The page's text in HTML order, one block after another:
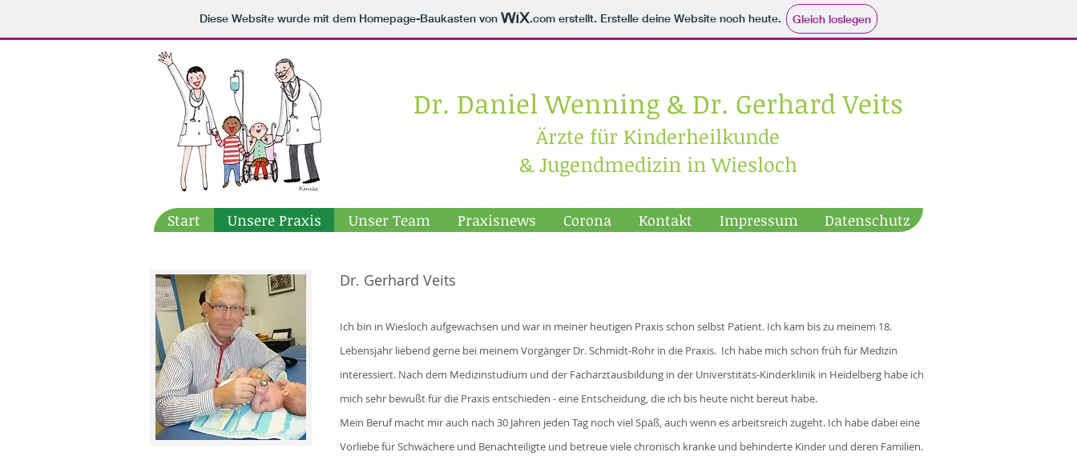
Diese Website wurde mit dem Homepage-Baukasten von .com erstellt. Erstelle deine Website noch heute. Gleich loslegen
Dr. Daniel Wenning & Dr. Gerhard Veits
Ärzte für Kinderheilkunde
& Jugendmedizinin Wiesloch
Start Unsere Praxis Unser Team Praxisnews Corona Kontakt Impressum Datenschutz
Dr. Gerhard Veits
Ich bin in Wiesloch aufgewachsen und war in meiner heutigen Praxis schon selbst Patient. Ich kam bis zu meinem 18.
Lebensjahr liebend gerne bei meinem Vorgänger Dr. Schmidt-Rohr in die Praxis. Ich habe mich schon früh für Medizin
interessiert. Nach dem Medizinstudium und der Facharztausbildung in der Universtitäts-Kinderklinik in Heidelberg habe ich
mich sehr bewußt für die Praxis entschieden - eine Entscheidung, die ich bis heute nicht bereut habe.
Mein Beruf macht mir auch nach 30 Jahren jeden Tag noch viel Spaß, auch wenn es arbeitsreich zugeht. Ich habe dabei eine
Vorliebe für Schwächere und Benachteiligte und betreue viele chronisch kranke und behinderte Kinder und deren Familien.